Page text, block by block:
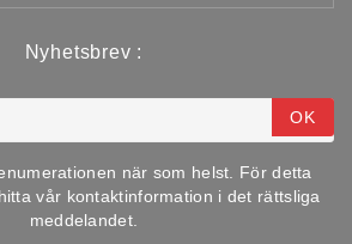
Nyhetsbrev :
OK
när som helst. För detta
vår kontaktinformation i det rättsliga
meddelandet.